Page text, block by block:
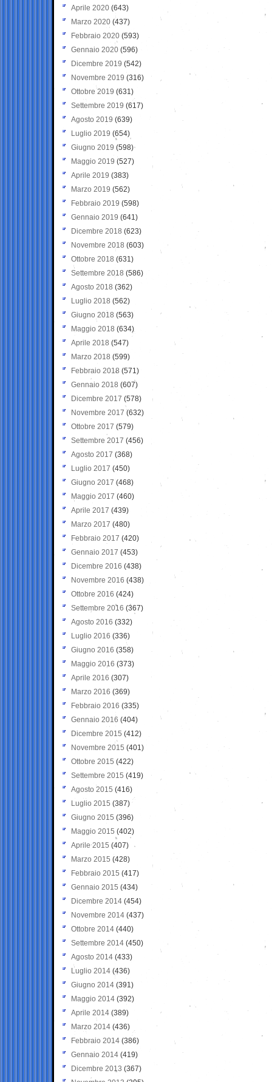
Aprile 2020 (643)
Marzo 2020 (437)
Febbraio 2020 (593)
Gennaio 2020 (596)
Dicembre 2019 (542)
Novembre 2019 (316)
Ottobre 2019 (631)
Settembre 2019 (617)
Agosto 2019 (639)
Luglio 2019 (654)
Giugno 2019 (598)
Maggio 2019 (527)
Aprile 2019 (383)
Marzo 2019 (562)
Febbraio 2019 (598)
Gennaio 2019 (641)
Dicembre 2018 (623)
Novembre 2018 (603)
Ottobre 2018 (631)
Settembre 2018 (586)
Agosto 2018 (362)
Luglio 2018 (562)
Giugno 2018 (563)
Maggio 2018 (634)
Aprile 2018 (547)
Marzo 2018 (599)
Febbraio 2018 (571)
Gennaio 2018 (607)
Dicembre 2017 (578)
Novembre 2017 (632)
Ottobre 2017 (579)
Settembre 2017 (456)
Agosto 2017 (368)
Luglio 2017 (450)
Giugno 2017 (468)
Maggio 2017 (460)
Aprile 2017 (439)
Marzo 2017 (480)
Febbraio 2017 (420)
Gennaio 2017 (453)
Dicembre 2016 (438)
Novembre 2016 (438)
Ottobre 2016 (424)
Settembre 2016 (367)
Agosto 2016 (332)
Luglio 2016 (336)
Giugno 2016 (358)
Maggio 2016 (373)
Aprile 2016 (307)
Marzo 2016 (369)
Febbraio 2016 (335)
Gennaio 2016 (404)
Dicembre 2015 (412)
Novembre 2015 (401)
Ottobre 2015 (422)
Settembre 2015 (419)
Agosto 2015 (416)
Luglio 2015 (387)
Giugno 2015 (396)
Maggio 2015 (402)
Aprile 2015 (407)
Marzo 2015 (428)
Febbraio 2015 (417)
Gennaio 2015 (434)
Dicembre 2014 (454)
Novembre 2014 (437)
Ottobre 2014 (440)
Settembre 2014 (450)
Agosto 2014 (433)
Luglio 2014 (436)
Giugno 2014 (391)
Maggio 2014 (392)
Aprile 2014 (389)
Marzo 2014 (436)
Febbraio 2014 (386)
Gennaio 2014 (419)
Dicembre 2013 (367)